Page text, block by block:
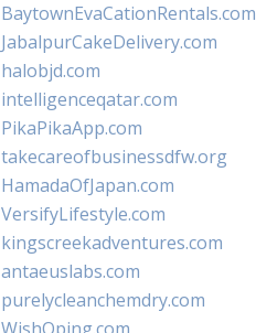
BaytownEvaCationRentals.com
JabalpurCakeDelivery.com
halobjd.com
intelligenceqatar.com
PikaPikaApp.com
takecareofbusinessdfw.org
HamadaOfJapan.com
VersifyLifestyle.com
kingscreekadventures.com
antaeuslabs.com
purelycleanchemdry.com